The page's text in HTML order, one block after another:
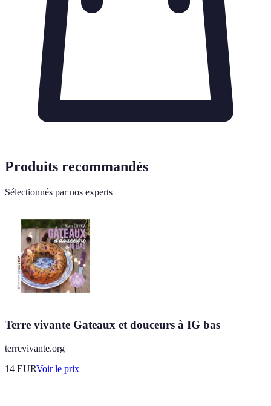
Produits recommandés
Sélectionnés par nos experts
Terre vivante Gateaux et douceurs à IG bas
terrevivante.org
14 EURVoir le prix